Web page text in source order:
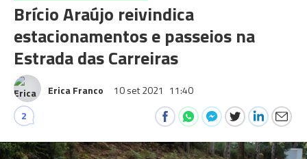
Brício Araújo reivindica
estacionamentos e passeios na
Estrada das Carreiras
Erica Franco 10 set 2021 11:40
2